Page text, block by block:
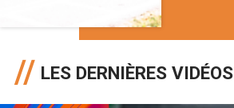
LES DERNIÈRES VIDÉOS